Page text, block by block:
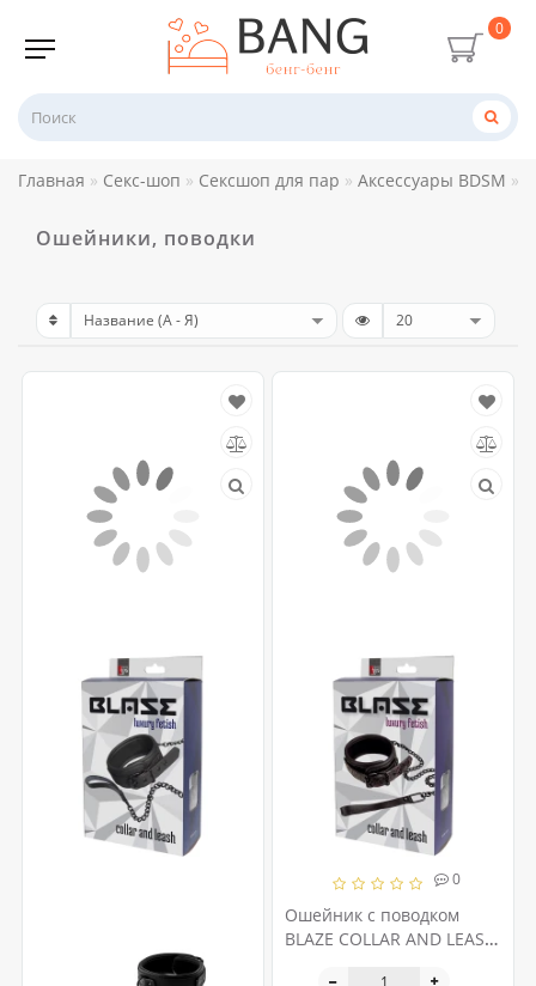
0
Главная Секс-шоп Сексшоп для пар Аксессуары BDSM
Ошейники, поводки
0
Ошейник с поводком
BLAZE COLLAR AND LEASH